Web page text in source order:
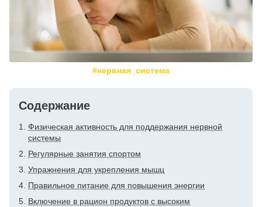
#нервная_система
Содержание
Физическая активность для поддержания нервной
системы
Регулярные занятия спортом
Упражнения для укрепления мышц
Правильное питание для повышения энергии
Включение в рацион продуктов с высоким